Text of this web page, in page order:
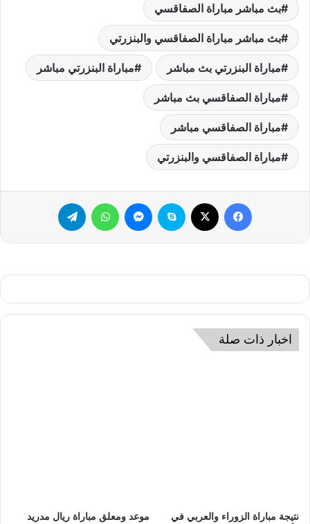
بث مباشر مباراة الصفاقسي
بث مباشر مباراة الصفاقسي والبنزرتي
مباراة البنزرتي بث مباشر مباراة البنزرتي مباشر
مباراة الصفاقسي بث مباشر
مباراة الصفاقسي مباشر
مباراة الصفاقسي والبنزرتي
فيسبوك سكايب ماسنجر واتساب
اخبار ذات صلة
نتيجة مباراة الزوراء والعربي في
موعد ومعلق مباراة ريال مدريد